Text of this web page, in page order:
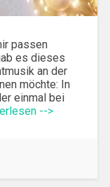
passen
es dieses
an der
möchte: In
einmal bei
-->